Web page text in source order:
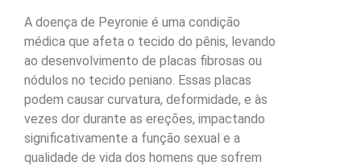
A doença de Peyronie é uma condição
médica que afeta o tecido do pênis, levando
ao desenvolvimento de placas fibrosas ou
nódulos no tecido peniano. Essas placas
podem causar curvatura, deformidade, e às
vezes dor durante as ereções, impactando
significativamente a função sexual e a
qualidade de vida dos homens que sofrem